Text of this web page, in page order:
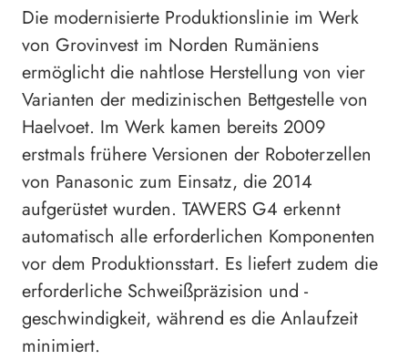
Die modernisierte Produktionslinie im Werk
von Grovinvest im Norden Rumäniens
ermöglicht die nahtlose Herstellung von vier
Varianten der medizinischen Bettgestelle von
Haelvoet. Im Werk kamen bereits 2009
erstmals frühere Versionen der Roboterzellen
von Panasonic zum Einsatz, die 2014
aufgerüstet wurden. TAWERS G4 erkennt
automatisch alle erforderlichen Komponenten
vor dem Produktionsstart. Es liefert zudem die
erforderliche Schweißpräzision und -
geschwindigkeit, während es die Anlaufzeit
minimiert.